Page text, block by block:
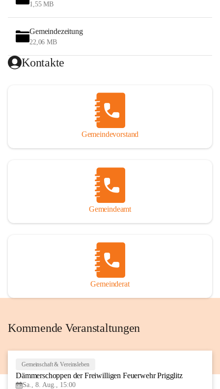
1,55 MB
Gemeindezeitung
22,06 MB
Kontakte
Gemeindevorstand
Gemeindeamt
Gemeinderat
Kommende Veranstaltungen
Gemeinschaft & Vereinsleben
Dämmerschoppen der Freiwilligen Feuerwehr Prigglitz
Sa., 8. Aug., 15:00